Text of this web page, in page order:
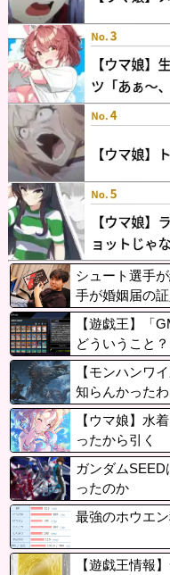
シュート選手
手が婚姻届の証
【遊戯王】「
どういうこと？
【モンハンワ
知らんかったわ
【ウマ娘】水
ったから引く
ガンダム
ったのか
最強のホウエ
【遊戯王情報